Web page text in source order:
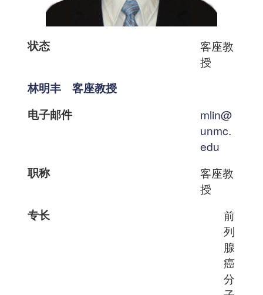
状态
客座教
授
林明丰 客座教授
电子邮件
mlin@
unmc.
edu
职称
客座教
授
专长
前
列
腺
癌
分